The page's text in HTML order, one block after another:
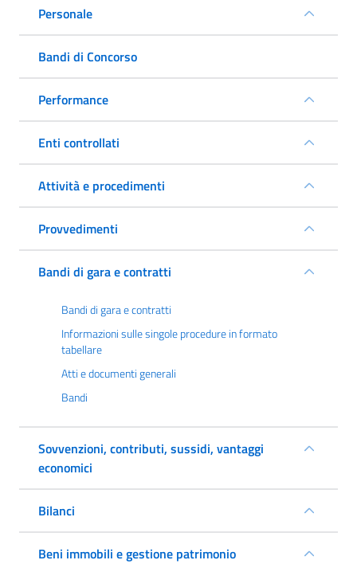
Personale
Bandi di Concorso
Performance
Enti controllati
Attività e procedimenti
Provvedimenti
Bandi di gara e contratti
Bandi di gara e contratti
Informazioni sulle singole procedure in formato
tabellare
Atti e documenti generali
Bandi
Sovvenzioni, contributi, sussidi, vantaggi
economici
Bilanci
Beni immobili e gestione patrimonio